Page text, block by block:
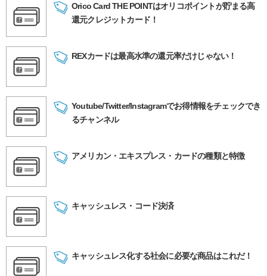
Orico Card THE POINTはオリコポイントが貯まる高
還元クレジットカード！
REXカードは最高水準の還元率だけじゃない！
Youtube/Twitter/Instagramでお得情報をチェックでき
るチャンネル
アメリカン・エキスプレス・カードの種類と特徴
キャッシュレス・コード決済
キャッシュレス化する社会に必要な商品はこれだ！